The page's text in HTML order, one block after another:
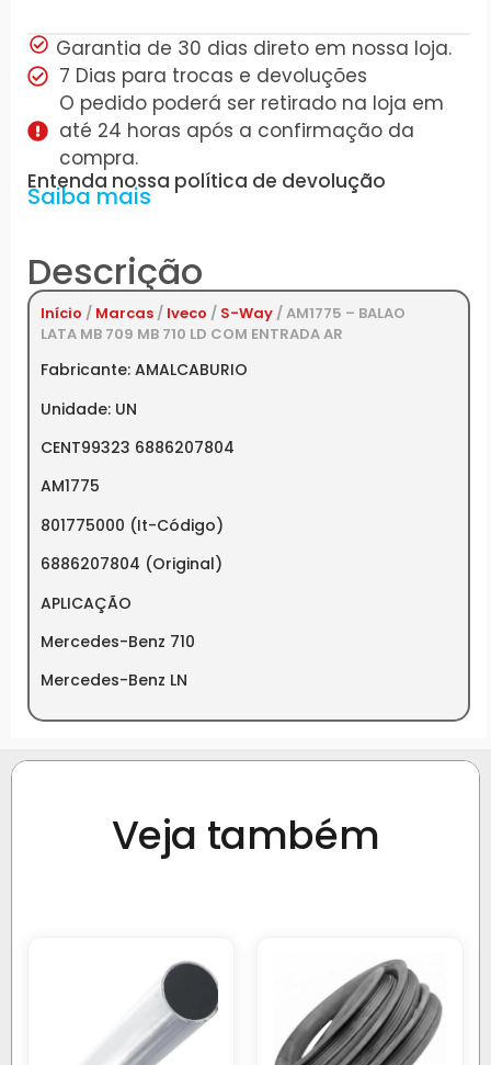
Garantia de 30 dias direto em nossa loja.
7 Dias para trocas e devoluções
O pedido poderá ser retirado na loja em
até 24 horas após a confirmação da
compra.
Entenda nossa política de devolução
Saiba mais
Descrição
Início / Marcas / Iveco / S-Way / AM1775 – BALAO
LATA MB 709 MB 710 LD COM ENTRADA AR
Fabricante: AMALCABURIO
Unidade: UN
CENT99323 6886207804
AM1775
801775000 (It-Código)
6886207804 (Original)
APLICAÇÃO
Mercedes-Benz 710
Mercedes-Benz LN
Veja também